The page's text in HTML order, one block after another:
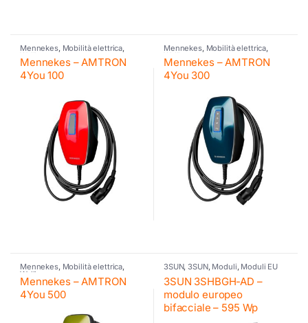
Mennekes, Mobilità elettrica
Mennekes – AMTRON
4You 100
Mennekes, Mobilità elettrica
Mennekes – AMTRON
4You 300
Mennekes, Mobilità elettrica,
Wallbox
Mennekes – AMTRON
4You 500
3SUN,3SUN, Moduli, Moduli EU
3SUN 3SHBGH-AD –
modulo europeo
bifacciale – 595 Wp